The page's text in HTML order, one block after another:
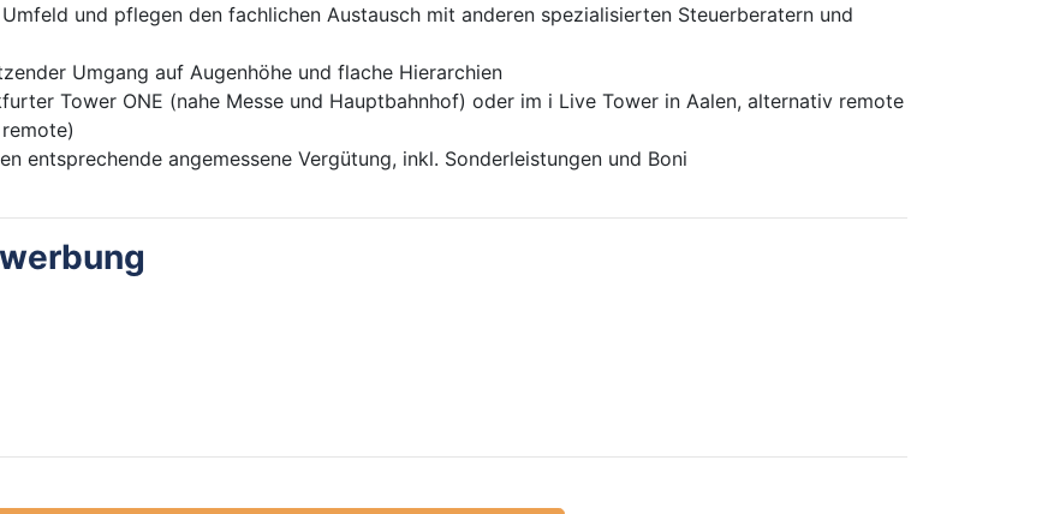
und pflegen den fachlichen Austausch mit anderen spezialisierten Steuerberatern und
Umgang auf Augenhöhe und flache Hierarchien
Tower ONE (nahe Messe und Hauptbahnhof) oder im i Live Tower in Aalen, alternativ remote
entsprechende angemessene Vergütung, inkl. Sonderleistungen und Boni